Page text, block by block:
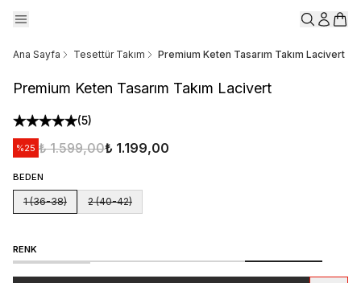
Ana Sayfa Tesettür Takım Premium Keten Tasarım Takım Lacivert
Premium Keten Tasarım Takım Lacivert
(5)
%25 ₺ 1.599,00₺ 1.199,00
BEDEN
1 (36-38) 2 (40-42)
RENK